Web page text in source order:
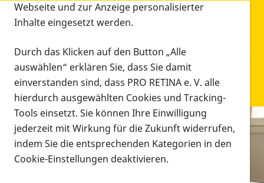
Infomaterial
Infomaterial
Webseite und zur Anzeige personalisierter
Inhalte eingesetzt werden.
Durch das Klicken auf den Button „Alle
auswählen“ erklären Sie, dass Sie damit
einverstanden sind, dass PRO RETINA e. V. alle
hierdurch ausgewählten Cookies und Tracking-
Tools einsetzt. Sie können Ihre Einwilligung
jederzeit mit Wirkung für die Zukunft widerrufen,
indem Sie die entsprechenden Kategorien in den
Cookie-Einstellungen deaktivieren.